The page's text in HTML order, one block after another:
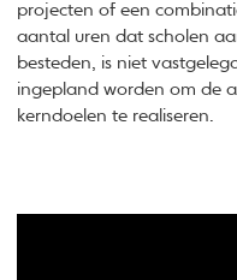
projecten of een
aantal uren dat scholen
besteden, is niet
ingepland worden om de
kerndoelen te realiseren.